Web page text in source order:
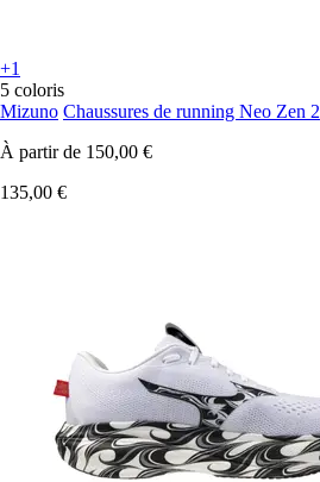
+1
5 coloris
Mizuno Chaussures de running Neo Zen 2
À partir de 150,00 €
135,00 €